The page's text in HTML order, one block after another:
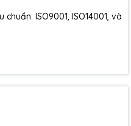
ISO9001, ISO14001, và